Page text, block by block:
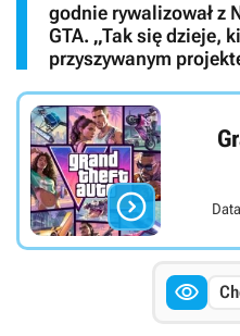
godnie rywalizował z
GTA. „Tak się dzieje,
przyszywanym

